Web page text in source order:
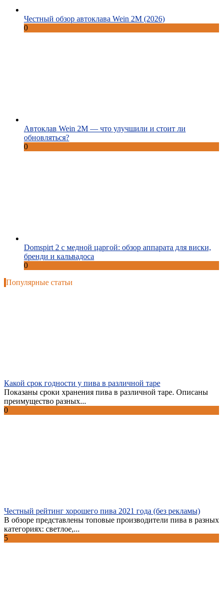
Честный обзор автоклава Wein 2M (2026)
0
Автоклав Wein 2M — что улучшили и стоит ли
обновляться?
0
Domspirt 2 с медной царгой: обзор аппарата для виски,
бренди и кальвадоса
0
Популярные статьи
Какой срок годности у пива в различной таре
Показаны сроки хранения пива в различной таре. Описаны
преимущество разных...
0
Честный рейтинг хорошего пива 2021 года (без рекламы)
В обзоре представлены топовые производители пива в разных
категориях: светлое,...
5